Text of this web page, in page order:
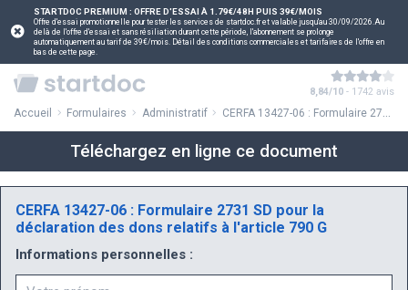
STARTDOC PREMIUM : OFFRE D'ESSAI À 1.79€/48H PUIS 39€/MOIS
Offre d'essai promotionnelle pour tester les services de startdoc.fr et valable jusqu'au 30/09/2026.Au
delà de l'offre d'essai et sans résiliation durant cette période, l'abonnement se prolonge
automatiquement au tarif de 39€/mois. Détail des conditions commerciales et tarifaires de l'offre en
bas de cette page.
8,84/10 - 1742 avis
Accueil Formulaires Administratif CERFA 13427-06 : Formulaire 2731 SD pour la déclaration des dons relatifs à l'article 790 G
Téléchargez en ligne ce document
CERFA 13427-06 : Formulaire 2731 SD pour la
déclaration des dons relatifs à l'article 790 G
Informations personnelles :